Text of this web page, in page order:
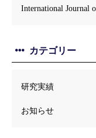
カテゴリー
研究実績
お知らせ